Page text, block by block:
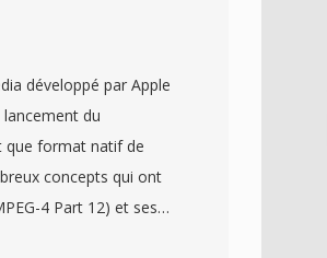
développé par Apple
du
que format natif de
concepts qui ont
4 Part 12) et ses
structuré